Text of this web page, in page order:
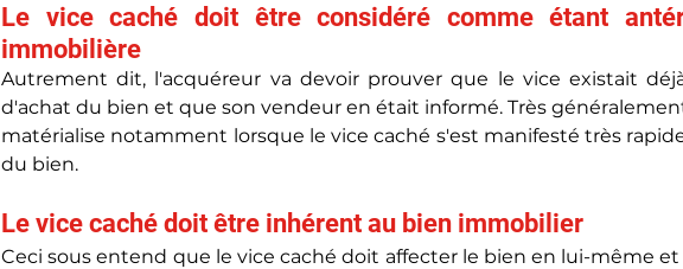
Le vice caché doit être considéré comme étant
immobilière
Autrement dit, l'acquéreur va devoir prouver que le vice existait
d'achat du bien et que son vendeur en était informé. Très
matérialise notamment lorsque le vice caché s'est manifesté très
du bien.
Le vice caché doit être inhérent au bien immobilier
Ceci sous entend que le vice caché doit affecter le bien en lui-même